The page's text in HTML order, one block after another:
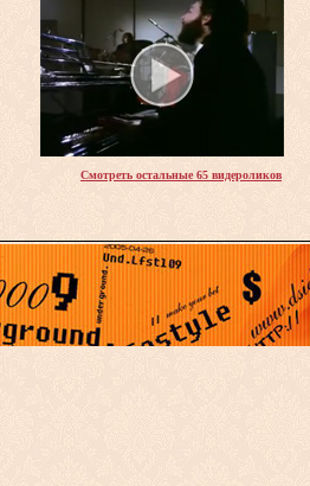
Смотреть остальные 65 видероликов